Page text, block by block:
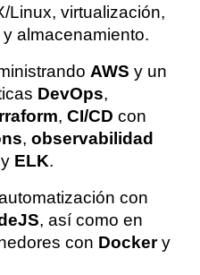
Linux, virtualización,
almacenamiento.
AWSy un
DevOps,
,CI/CD con
,observabilidad
y ELK.
con
, así como en
con Dockery